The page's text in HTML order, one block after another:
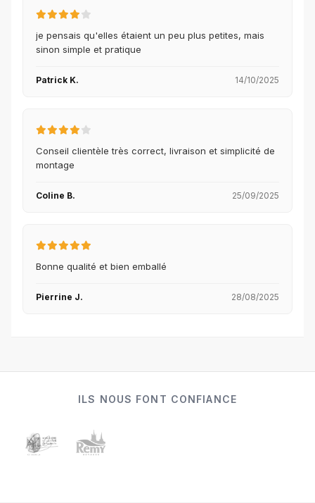
je pensais qu'elles étaient un peu plus petites, mais
sinon simple et pratique
Patrick K. 14/10/2025
Conseil clientèle très correct, livraison et simplicité de
montage
Coline B. 25/09/2025
Bonne qualité et bien emballé
Pierrine J. 28/08/2025
ILS NOUS FONT CONFIANCE